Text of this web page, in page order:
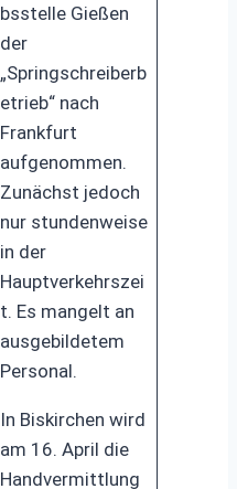
bsstelle Gießen
der
„Springschreiberb
etrieb“ nach
Frankfurt
aufgenommen.
Zunächst jedoch
nur stundenweise
in der
Hauptverkehrszei
t. Es mangelt an
ausgebildetem
Personal.
In Biskirchen wird
am 16. April die
Handvermittlung